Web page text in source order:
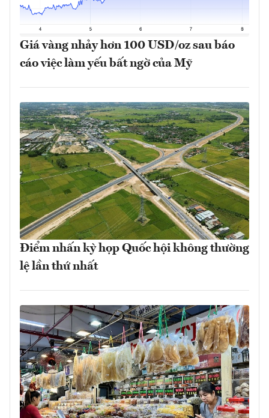
Giá vàng nhảy hơn 100 USD/oz sau báo
cáo việc làm yếu bất ngờ của Mỹ
Điểm nhấn kỳ họp Quốc hội không thường
lệ lần thứ nhất